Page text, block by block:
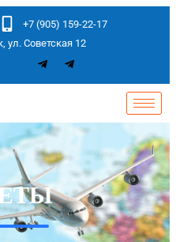
+7 (905) 159-22-17
ул. Советская 12